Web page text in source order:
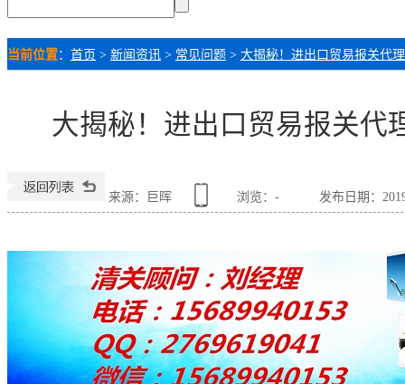
当前位置： 首页 > 新闻资讯 > 常见问题 > 大揭秘！进出口贸易报关代
大揭秘！进出口贸易报关代
来源：巨晖 浏览： - 发布日期：